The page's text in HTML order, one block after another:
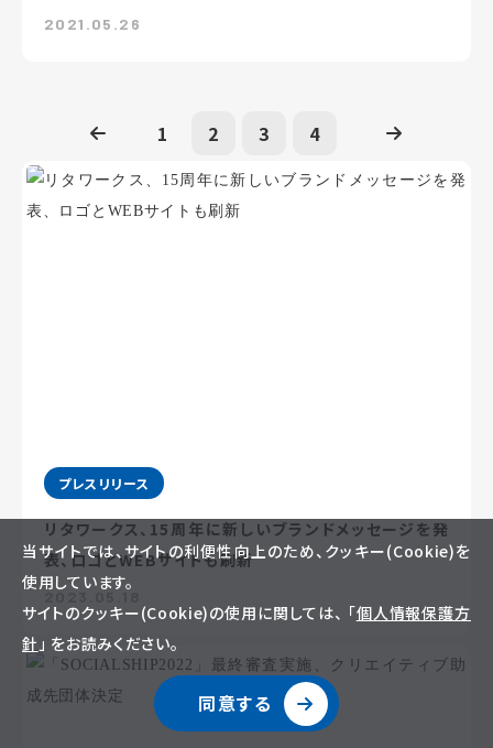
2021.05.26
1 2 3 4
プレスリリース
リタワークス、15周年に新しいブランドメッセージを発
表、ロゴとWEBサイトも刷新
当サイトでは、サイトの利便性向上のため、クッキー(Cookie)を
使用しています。
サイトのクッキー(Cookie)の使用に関しては、 「個人情報保護方
針」 をお読みください。
同意する